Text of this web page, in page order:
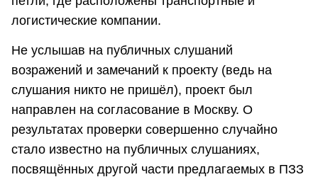
логистические компании.
Не услышав на публичных слушаний
возражений и замечаний к проекту (ведь на
слушания никто не пришёл), проект был
направлен на согласование в Москву. О
результатах проверки совершенно случайно
стало известно на публичных слушаниях,
посвящённых другой части предлагаемых в ПЗЗ